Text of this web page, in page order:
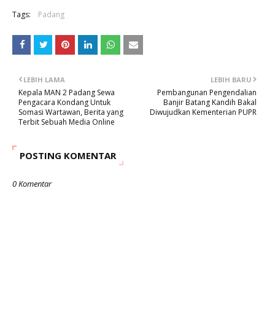
Tags: Padang
LEBIH BARU
Pembangunan Pengendalian
Banjir Batang Kandih Bakal
Diwujudkan Kementerian PUPR
LEBIH LAMA
Kepala MAN 2 Padang Sewa
Pengacara Kondang Untuk
Somasi Wartawan, Berita yang
Terbit Sebuah Media Online
POSTING KOMENTAR
0 Komentar